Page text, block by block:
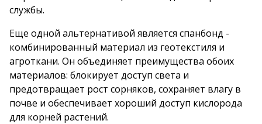
службы.
Еще одной альтернативой является спанбонд -
комбинированный материал из геотекстиля и
агроткани. Он объединяет преимущества обоих
материалов: блокирует доступ света и
предотвращает рост сорняков, сохраняет влагу в
почве и обеспечивает хороший доступ кислорода
для корней растений.